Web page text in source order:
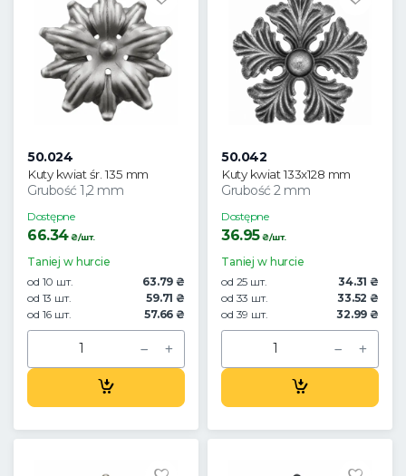
50.024
Kuty kwiat śr. 135 mm
Grubość 1,2 mm
Dostępne
66.34₴/шт.
Taniej w hurcie
od 10 шт.
63.79 ₴
od 13 шт.
59.71 ₴
od 16 шт.
57.66 ₴
50.042
Kuty kwiat 133x128 mm
Grubość 2 mm
Dostępne
36.95₴/шт.
Taniej w hurcie
od 25 шт.
34.31 ₴
od 33 шт.
33.52 ₴
od 39 шт.
32.99 ₴